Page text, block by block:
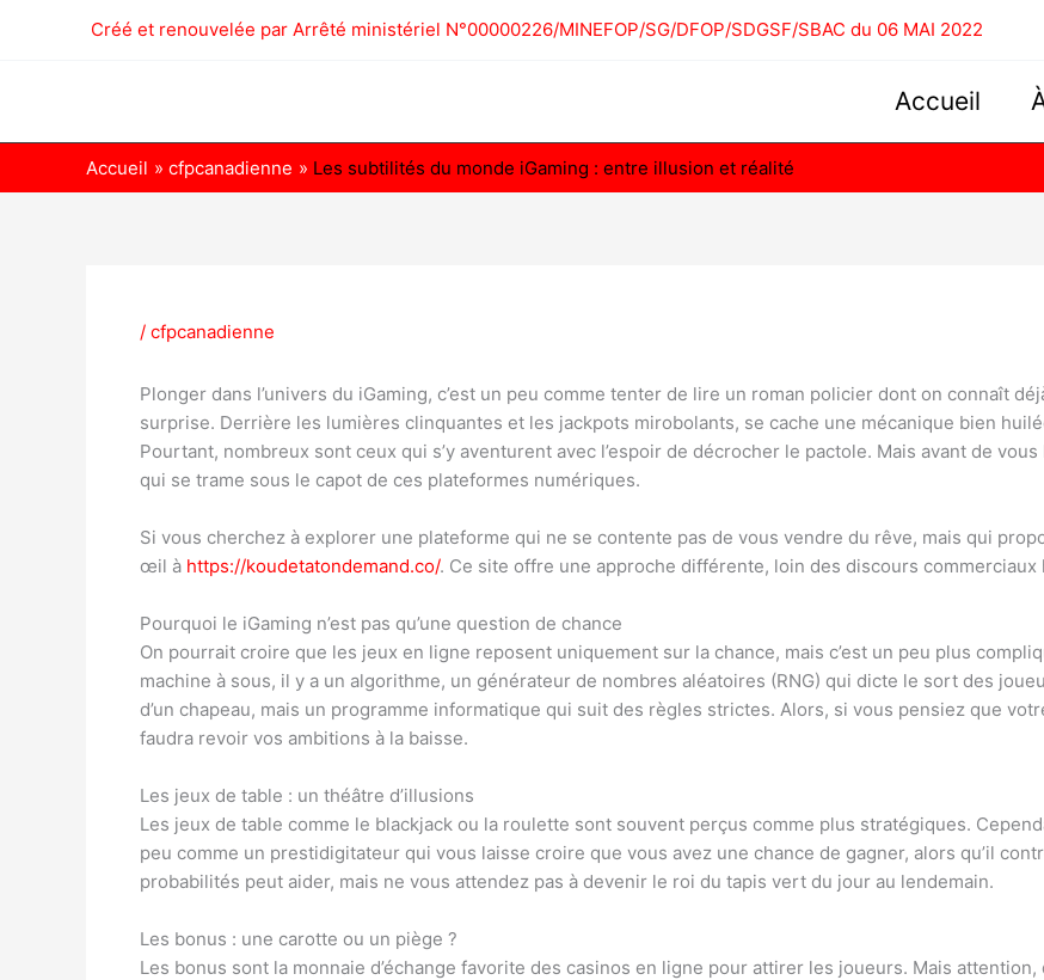
Créé et renouvelée par Arrêté ministériel N°00000226/MINEFOP/SG/DFOP/SDGSF/SBAC du 06 MAI 2022
Accueil
Accueil cfpcanadienne Les subtilités du monde iGaming : entre illusion et réalité
/ cfpcanadienne
Plonger dans l’univers du iGaming, c’est un peu comme tenter de lire un roman policier dont on connaît
surprise. Derrière les lumières clinquantes et les jackpots mirobolants, se cache une mécanique bien
Pourtant, nombreux sont ceux qui s’y aventurent avec l’espoir de décrocher le pactole. Mais avant de
qui se trame sous le capot de ces plateformes numériques.
Si vous cherchez à explorer une plateforme qui ne se contente pas de vous vendre du rêve, mais qui
œil à https://koudetatondemand.co/. Ce site offre une approche différente, loin des discours commerciaux
Pourquoi le iGaming n’est pas qu’une question de chance
On pourrait croire que les jeux en ligne reposent uniquement sur la chance, mais c’est un peu plus
machine à sous, il y a un algorithme, un générateur de nombres aléatoires (RNG) qui dicte le sort des
d’un chapeau, mais un programme informatique qui suit des règles strictes. Alors, si vous pensiez que
faudra revoir vos ambitions à la baisse.
Les jeux de table : un théâtre d’illusions
Les jeux de table comme le blackjack ou la roulette sont souvent perçus comme plus stratégiques.
peu comme un prestidigitateur qui vous laisse croire que vous avez une chance de gagner, alors qu’il
probabilités peut aider, mais ne vous attendez pas à devenir le roi du tapis vert du jour au lendemain.
Les bonus : une carotte ou un piège ?
Les bonus sont la monnaie d’échange favorite des casinos en ligne pour attirer les joueurs. Mais